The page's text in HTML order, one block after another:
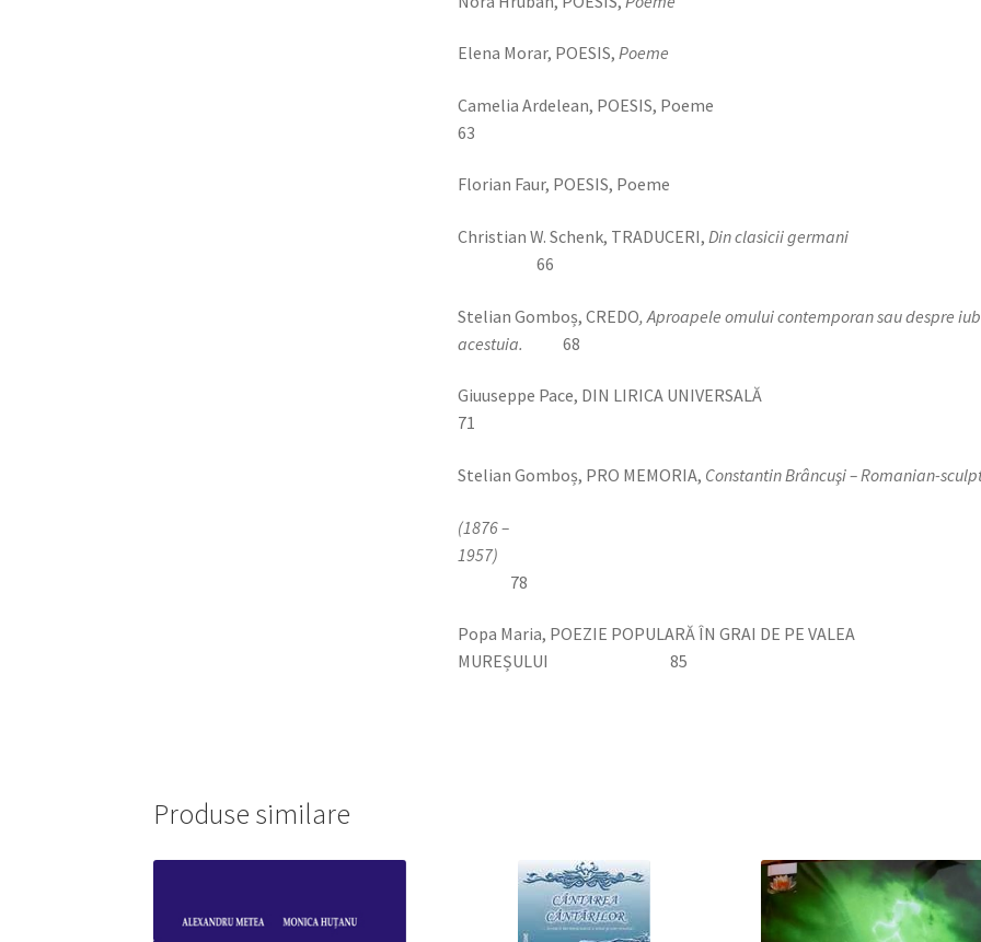
Elena Morar, POESIS, Poeme
Camelia Ardelean, POESIS,
63
Florian Faur, POESIS, Poeme
Christian W. Schenk, TRADUCERI, Din clasicii germani
66
Stelian Gomboș, CREDO, Aproapele omului contemporan sau despre
acestuia. 68
Giuuseppe Pace, DIN LIRICA
71
Stelian Gomboș, PRO MEMORIA, Constantin Brâncuşi – Romanian-
(1876 –
1957)
78
Popa Maria, POEZIE POPULARĂ ÎN GRAI DE PE VALEA
MUREȘULUI 85
Produse similare